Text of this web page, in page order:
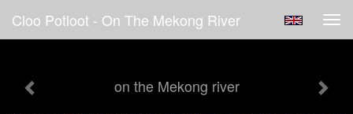
Cloo Potloot - On The Mekong River
on the Mekong river